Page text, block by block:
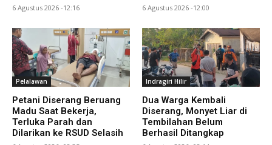
6 Agustus 2026 -12:16 6 Agustus 2026 -12:00
Pelalawan
Petani Diserang Beruang
Madu Saat Bekerja,
Terluka Parah dan
Dilarikan ke RSUD Selasih
Indragiri Hilir
Dua Warga Kembali
Diserang, Monyet Liar di
Tembilahan Belum
Berhasil Ditangkap